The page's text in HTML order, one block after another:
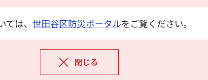
は、 世田谷区防災ポータルをご覧ください。
閉じる